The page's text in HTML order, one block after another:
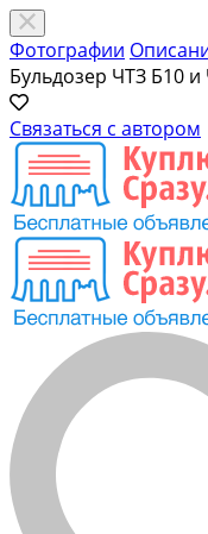
Фотографии
Бульдозер ЧТЗ Б10
Связаться с автором